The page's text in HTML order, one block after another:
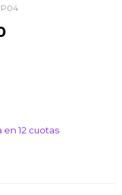
en 12 cuotas